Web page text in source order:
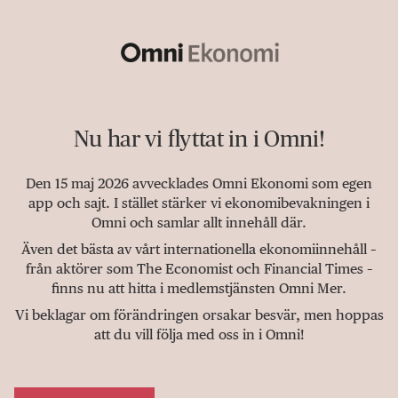
Nu har vi flyttat in i Omni!
Den 15 maj 2026 avvecklades Omni Ekonomi som egen
app och sajt. I stället stärker vi ekonomibevakningen i
Omni och samlar allt innehåll där.
Även det bästa av vårt internationella ekonomiinnehåll –
från aktörer som The Economist och Financial Times –
finns nu att hitta i medlemstjänsten Omni Mer.
Vi beklagar om förändringen orsakar besvär, men hoppas
att du vill följa med oss in i Omni!